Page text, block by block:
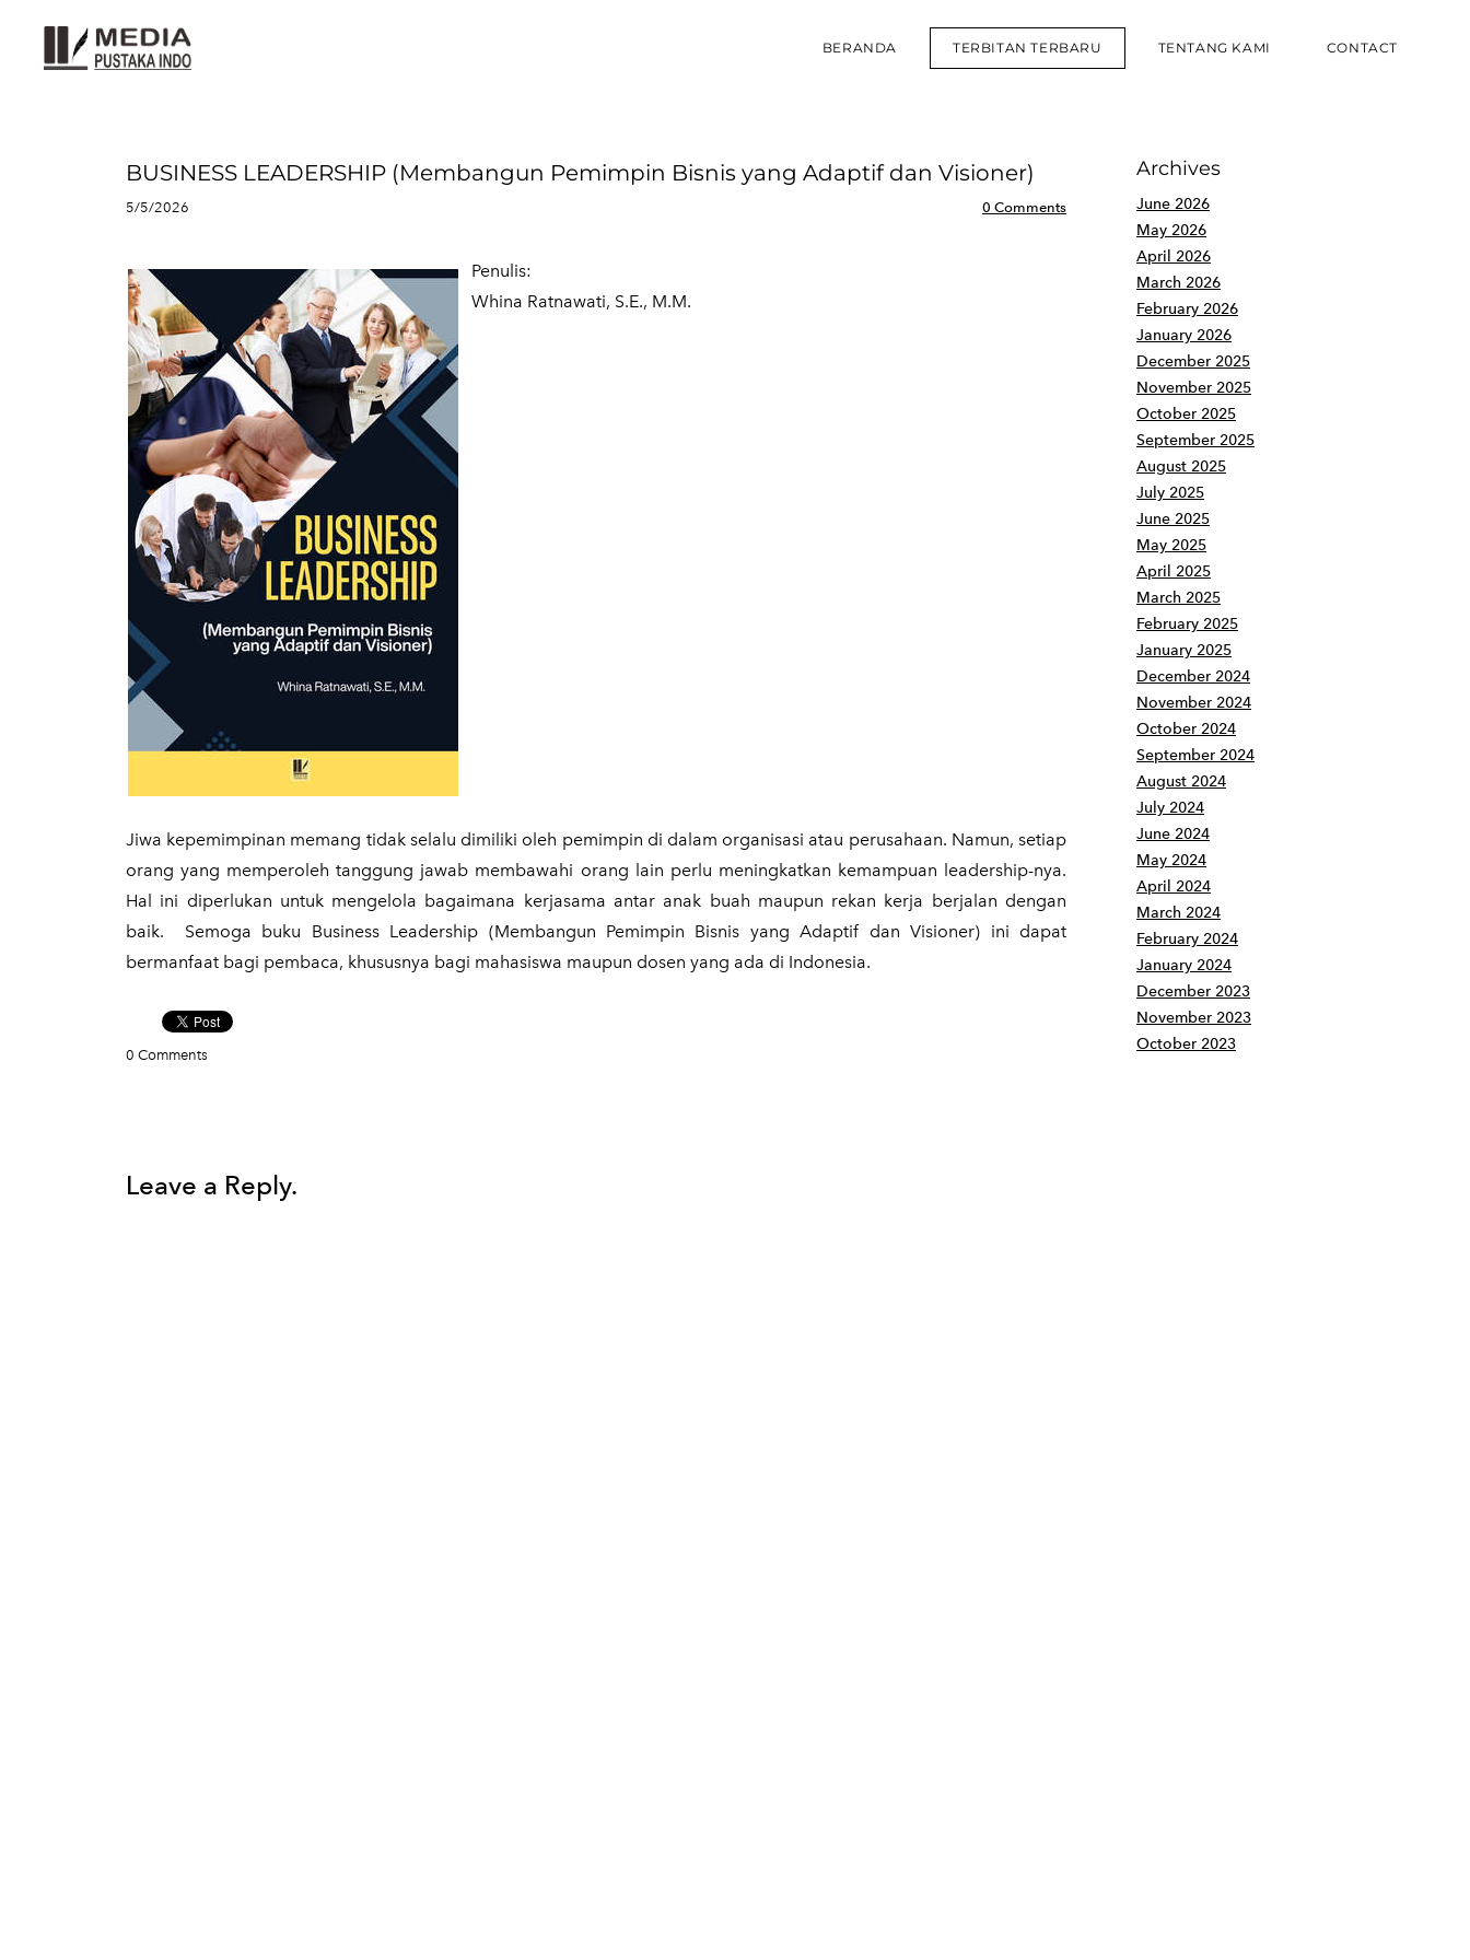
BERANDA TERBITAN TERBARU TENTANG KAMI CONTACT
BUSINESS LEADERSHIP (Membangun Pemimpin Bisnis yang Adaptif dan Visioner)
5/5/2026 0 Comments
Penulis:
​Whina Ratnawati, S.E., M.M.
Jiwa kepemimpinan memang tidak selalu dimiliki oleh pemimpin di dalam organisasi atau perusahaan. Namun, setiap
orang yang memperoleh tanggung jawab membawahi orang lain perlu meningkatkan kemampuan leadership-nya.
Hal ini diperlukan untuk mengelola bagaimana kerjasama antar anak buah maupun rekan kerja berjalan dengan
baik. Semoga buku Business Leadership (Membangun Pemimpin Bisnis yang Adaptif dan Visioner) ini dapat
bermanfaat bagi pembaca, khususnya bagi mahasiswa maupun dosen yang ada di Indonesia.
0 Comments
Leave a Reply.
Archives
June 2026
May 2026
April 2026
March 2026
February 2026
January 2026
December 2025
November 2025
October 2025
September 2025
August 2025
July 2025
June 2025
May 2025
April 2025
March 2025
February 2025
January 2025
December 2024
November 2024
October 2024
September 2024
August 2024
July 2024
June 2024
May 2024
April 2024
March 2024
February 2024
January 2024
December 2023
November 2023
October 2023